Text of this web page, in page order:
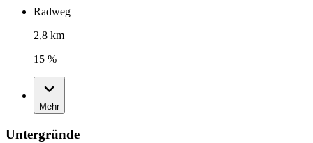
Radweg
2,8 km
15 %
Mehr
Untergründe